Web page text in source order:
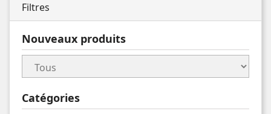
Filtres
Nouveaux produits
Catégories